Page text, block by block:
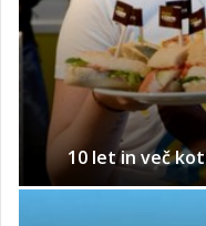
10 let in več